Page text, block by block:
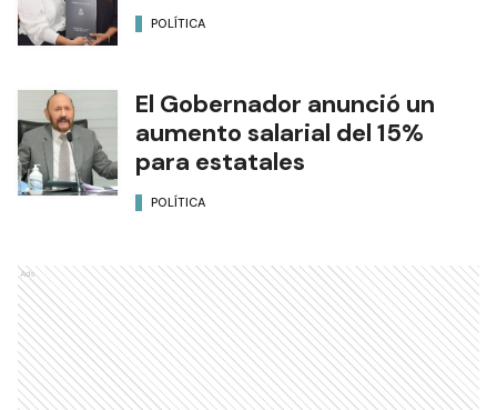
POLÍTICA
El Gobernador anunció un
aumento salarial del 15%
para estatales
POLÍTICA
Ads